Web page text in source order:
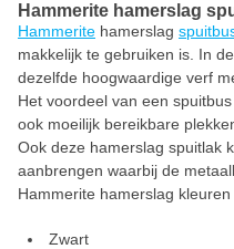
Hammerite hamerslag
Hammerite hamerslag
makkelijk te gebruiken is. In
dezelfde hoogwaardige verf
Het voordeel van een
ook moeilijk bereikbare
Ook deze hamerslag spuitlak
aanbrengen waarbij de
Hammerite hamerslag
Zwart